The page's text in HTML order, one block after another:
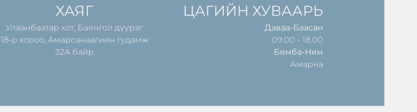
ХАЯГ
Улаанбаатар хот, Баянгол дүүрэг
18-р хороо, Амарсанаагийн гудамж
32А байр
ЦАГИЙН ХУВААРЬ
Даваа-Баасан
09.00 - 18.00
Бямба-Ням
Амарна